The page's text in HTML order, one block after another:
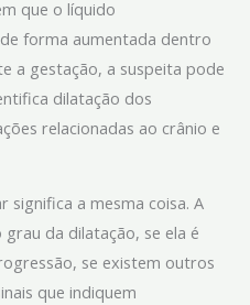
que o líquido
forma aumentada dentro
a gestação, a suspeita pode
dilatação dos
relacionadas ao crânio e
significa a mesma coisa. A
da dilatação, se ela é
se existem outros
que indiquem